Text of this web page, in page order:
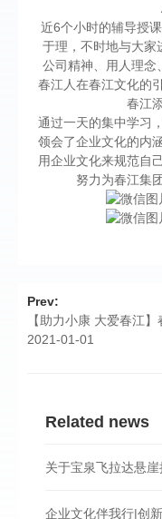
近6个小时的辅导授
于理，不时地与大家
公司精神、用人理念
春江人在春江文化的
春江
通过一天的集中学习
领会了企业文化的内
用企业文化来规范自
努力为春江集
Prev:
【助力小康 大爱春江
2021-01-01
Related news
关于宝泉飞拉达悬
企业文化伴我行|创